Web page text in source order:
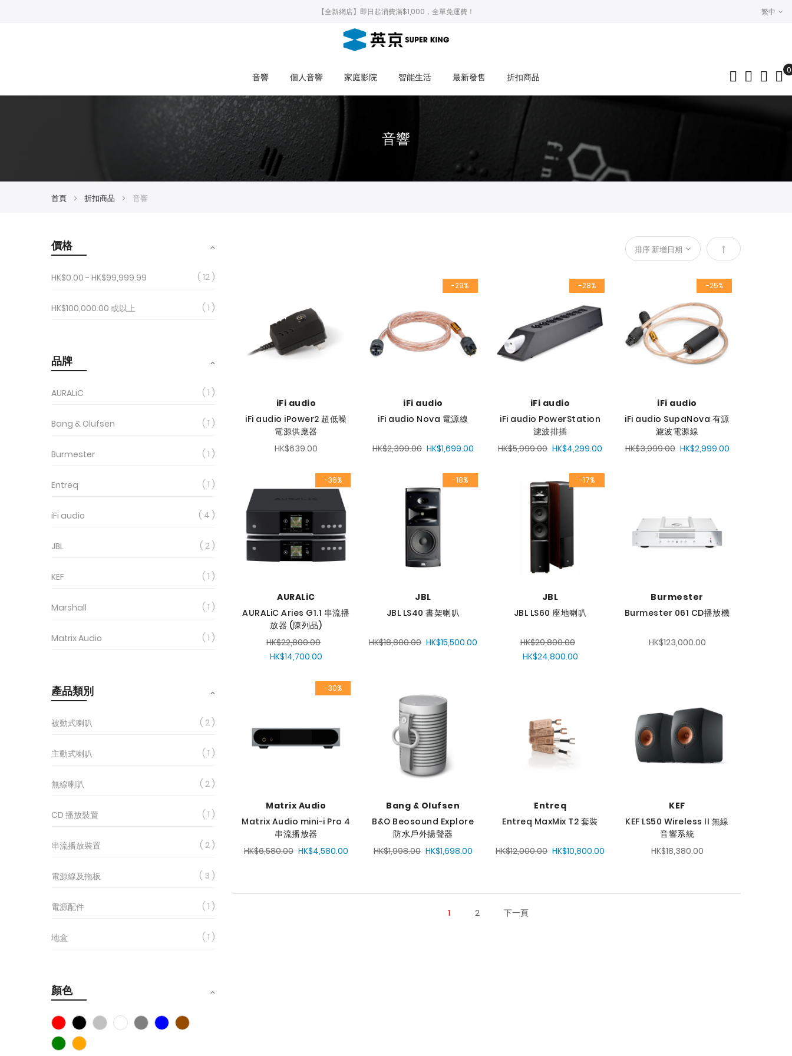
【全新網店】即日起消費滿$1,000，全單免運費！ 繁中
音響 個人音響 家庭影院 智能生活 最新發售 折扣商品
0
音響
首頁 折扣商品 音響
設
降
序
方
iFi audio
iFi audio iPower2 超低噪
電源供應器
HK$639.00
-29%
iFi audio
iFi audio Nova 電源線
HK$1,699.00
HK$2,399.00
-28%
iFi audio
iFi audio PowerStation
濾波排插
HK$4,299.00
HK$5,999.00
-25%
iFi audio
iFi audio SupaNova 有源
濾波電源線
HK$2,999.00
HK$3,999.00
-36%
AURALiC
AURALiC Aries G1.1 串流播
放器 (陳列品)
HK$14,700.00
HK$22,800.00
-18%
JBL
JBL LS40 書架喇叭
HK$15,500.00
HK$18,800.00
-17%
JBL
JBL LS60 座地喇叭
HK$24,800.00
HK$29,800.00
Burmester
Burmester 061 CD播放機
HK$123,000.00
-30%
Matrix Audio
Matrix Audio mini-i Pro 4
串流播放器
HK$4,580.00
HK$6,580.00
Bang & Olufsen
B&O Beosound Explore
防水戶外揚聲器
HK$1,698.00
HK$1,998.00
Entreq
Entreq MaxMix T2 套裝
HK$10,800.00
HK$12,000.00
KEF
KEF LS50 Wireless II 無線
音響系統
HK$18,380.00
1 2 下一頁
價格
HK$0.00 - HK$99,999.99 12
HK$100,000.00 或以上 1
品牌
AURALiC 1
Bang & Olufsen 1
Burmester 1
Entreq 1
iFi audio 4
JBL 2
KEF 1
Marshall 1
Matrix Audio 1
產品類別
被動式喇叭 2
主動式喇叭 1
無線喇叭 2
CD 播放裝置 1
串流播放裝置 2
電源線及拖板 3
電源配件 1
地盒 1
顏色